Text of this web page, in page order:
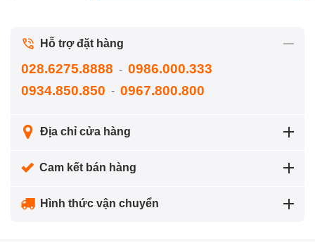
Hỗ trợ đặt hàng
028.6275.8888 - 0986.000.333
0934.850.850 - 0967.800.800
Địa chỉ cửa hàng
Cam kết bán hàng
Hình thức vận chuyển